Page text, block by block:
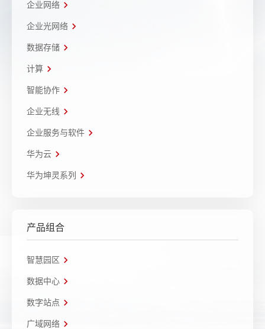
企业网络
企业光网络
数据存储
计算
智能协作
企业无线
企业服务与软件
华为云
华为坤灵系列
产品组合
智慧园区
数据中心
数字站点
广域网络